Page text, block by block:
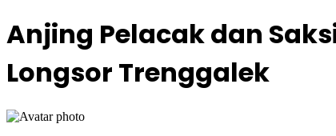
Anjing Pelacak dan
Longsor Trenggalek